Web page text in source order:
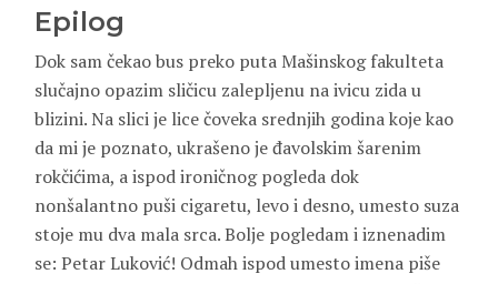
Epilog
Dok sam čekao bus preko puta Mašinskog fakulteta
slučajno opazim sličicu zalepljenu na ivicu zida u
blizini. Na slici je lice čoveka srednjih godina koje kao
da mi je poznato, ukrašeno je đavolskim šarenim
rokčićima, a ispod ironičnog pogleda dok
nonšalantno puši cigaretu, levo i desno, umesto suza
stoje mu dva mala srca. Bolje pogledam i iznenadim
se: Petar Luković! Odmah ispod umesto imena piše